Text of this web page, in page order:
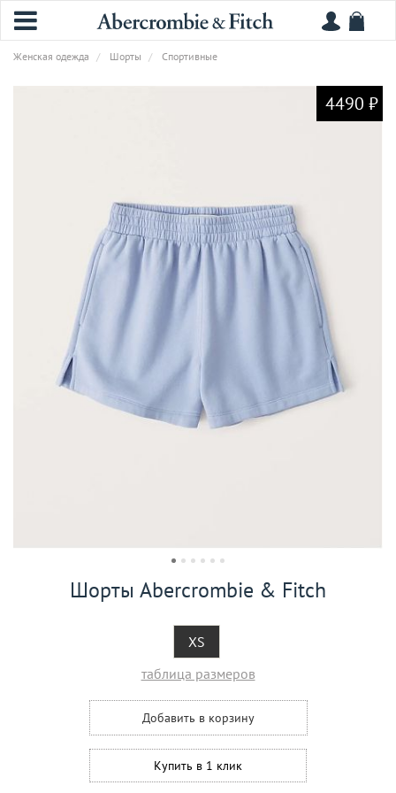
Женская одежда Шорты Спортивные
4490 ₽
Шорты Abercrombie & Fitch
XS
таблица размеров
Добавить в корзину
Купить в 1 клик